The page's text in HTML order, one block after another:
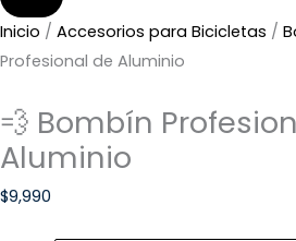
Inicio / Accesorios para Bicicletas /
Profesional de Aluminio
💨 Bombín
Aluminio
$9,990